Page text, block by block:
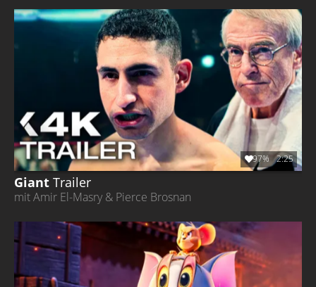
Giant Trailer
mit Amir El-Masry & Pierce Brosnan
97% 2:25